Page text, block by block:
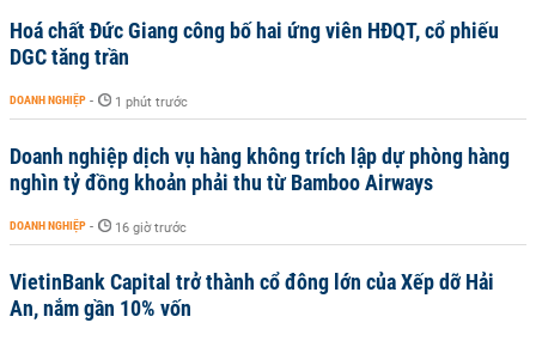
Hoá chất Đức Giang công bố hai ứng viên HĐQT, cổ phiếu
DGC tăng trần
DOANH NGHIỆP - 1 phút trước
Doanh nghiệp dịch vụ hàng không trích lập dự phòng hàng
nghìn tỷ đồng khoản phải thu từ Bamboo Airways
DOANH NGHIỆP - 16 giờ trước
VietinBank Capital trở thành cổ đông lớn của Xếp dỡ Hải
An, nắm gần 10% vốn